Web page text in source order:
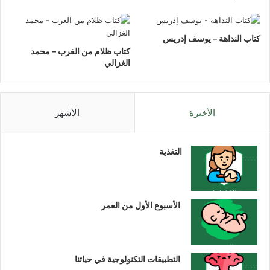
كتاب النداهة – يوسف إدريس
كتاب ظلام من الغرب – محمد
الغزالي
الأخيرة الأشهر
التغذية
الأسبوع الأول من العمر
التطبيقات التكنولوجية في حياتنا